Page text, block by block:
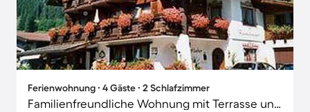
Ferienwohnung ∙ 4 Gäste ∙ 2 Schlafzimmer
Familienfreundliche Wohnung mit Terrasse und Garten